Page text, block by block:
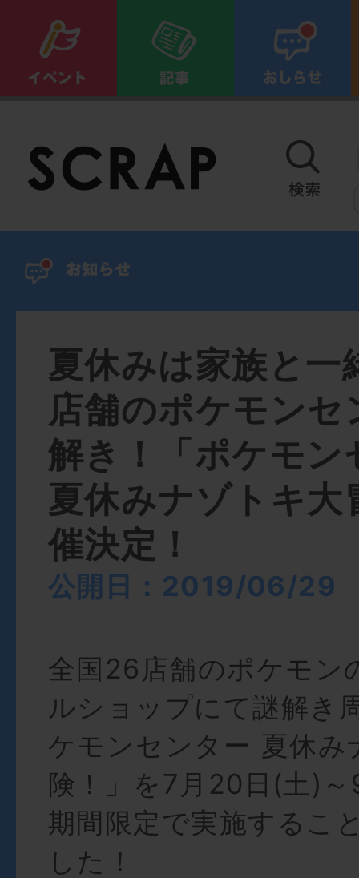
夏休みは家族と一
店舗のポケモンセ
解き！「ポケモン
夏休みナゾトキ大
催決定！
公開日：2019/06/29
全国26店舗のポケモン
ルショップにて謎解き
ケモンセンター 夏休み
険！」を7月20日(土)
期間限定で実施するこ
した！